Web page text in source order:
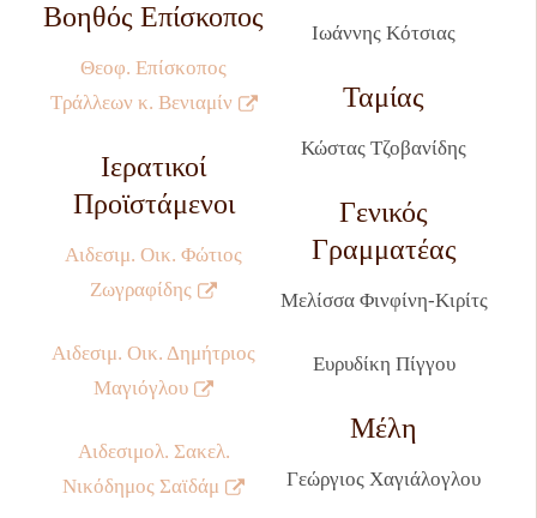
Βοηθός Επίσκοπος
Θεοφ. Επίσκοπος
Τράλλεων κ. Βενιαμίν
Ιερατικοί
Προϊστάμενοι
Αιδεσιμ. Οικ. Φώτιος
Ζωγραφίδης
Αιδεσιμ. Οικ. Δημήτριος
Μαγιόγλου
Αιδεσιμολ. Σακελ.
Νικόδημος Σαϊδάμ
Ιωάννης Κότσιας
Ταμίας
Κώστας Τζοβανίδης
Γενικός
Γραμματέας
Μελίσσα Φινφίνη-Κιρίτς
Ευρυδίκη Πίγγου
Μέλη
Γεώργιος Χαγιάλογλου